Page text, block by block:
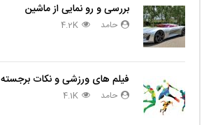
بررسی و رو نمایی از ماشین
حامد 4.2K
فیلم های ورزشی و نکات برجسته
حامد 4.1K